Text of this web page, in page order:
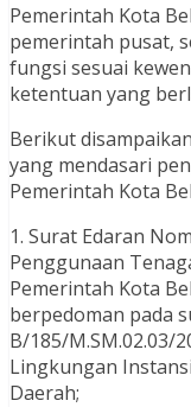
Pemerintah Kota
pemerintah pusat,
fungsi sesuai
ketentuan yang
Berikut
yang mendasari
Pemerintah Kota
1. Surat Edaran
Penggunaan
Pemerintah Kota
berpedoman pada
B/185/M.SM.02.03/
Lingkungan
Daerah;